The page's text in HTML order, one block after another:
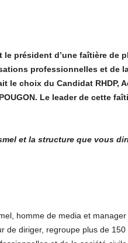
le président d’une faîtière de
professionnelles et de
le choix du Candidat RHDP,
Le leader de cette
et la structure que vous
homme de media et
de diriger, regroupe plus de